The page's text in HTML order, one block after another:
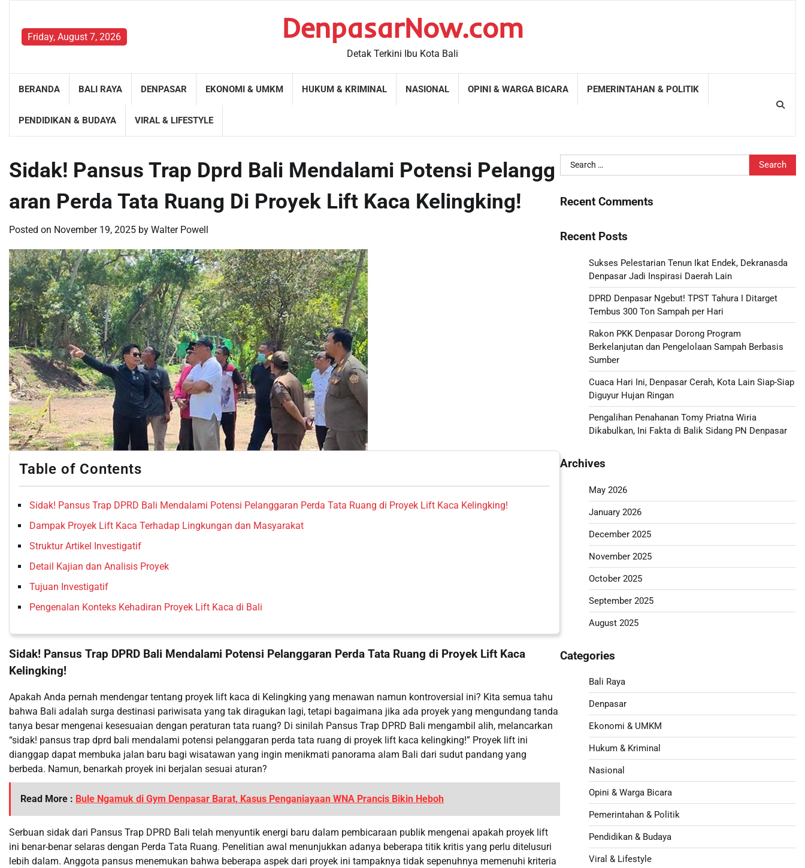
contentFriday, August 7, 2026 DenpasarNow.com
Detak Terkini Ibu Kota Bali
BERANDA BALI RAYA DENPASAR EKONOMI & UMKM HUKUM & KRIMINAL NASIONAL OPINI & WARGA BICARA PEMERINTAHAN & POLITIK
PENDIDIKAN & BUDAYA VIRAL & LIFESTYLE
Sidak! Pansus Trap Dprd Bali Mendalami Potensi Pelangg
aran Perda Tata Ruang Di Proyek Lift Kaca Kelingking!
Posted on November 19, 2025 by Walter Powell
Table of Contents
Sidak! Pansus Trap DPRD Bali Mendalami Potensi Pelanggaran Perda Tata Ruang di Proyek Lift Kaca Kelingking!
Dampak Proyek Lift Kaca Terhadap Lingkungan dan Masyarakat
Struktur Artikel Investigatif
Detail Kajian dan Analisis Proyek
Tujuan Investigatif
Pengenalan Konteks Kehadiran Proyek Lift Kaca di Bali
Sidak! Pansus Trap DPRD Bali Mendalami Potensi Pelanggaran Perda Tata Ruang di Proyek Lift Kaca
Kelingking!
Apakah Anda pernah mendengar tentang proyek lift kaca di Kelingking yang menawan namun kontroversial ini? Kita semua tahu
bahwa Bali adalah surga destinasi pariwisata yang tak diragukan lagi, tetapi bagaimana jika ada proyek yang mengundang tanda
tanya besar mengenai kesesuaian dengan peraturan tata ruang? Di sinilah Pansus Trap DPRD Bali mengambil alih, melancarkan
“sidak! pansus trap dprd bali mendalami potensi pelanggaran perda tata ruang di proyek lift kaca kelingking!” Proyek lift ini
dianggap dapat membuka jalan baru bagi wisatawan yang ingin menikmati panorama alam Bali dari sudut pandang yang
berbeda. Namun, benarkah proyek ini berjalan sesuai aturan?
Read More : Bule Ngamuk di Gym Denpasar Barat, Kasus Penganiayaan WNA Prancis Bikin Heboh
Serbuan sidak dari Pansus Trap DPRD Bali telah menyuntik energi baru dalam pembicaraan publik mengenai apakah proyek lift
ini benar-benar selaras dengan Perda Tata Ruang. Penelitian awal menunjukkan adanya beberapa titik kritis yang perlu ditelusuri
lebih dalam. Anggota pansus menemukan bahwa beberapa aspek dari proyek ini tampaknya tidak sepenuhnya memenuhi kriteria
Search
for:
Recent Comments
Recent Posts
Sukses Pelestarian Tenun Ikat Endek, Dekranasda
Denpasar Jadi Inspirasi Daerah Lain
DPRD Denpasar Ngebut! TPST Tahura I Ditarget
Tembus 300 Ton Sampah per Hari
Rakon PKK Denpasar Dorong Program
Berkelanjutan dan Pengelolaan Sampah Berbasis
Sumber
Cuaca Hari Ini, Denpasar Cerah, Kota Lain Siap-Siap
Diguyur Hujan Ringan
Pengalihan Penahanan Tomy Priatna Wiria
Dikabulkan, Ini Fakta di Balik Sidang PN Denpasar
Archives
May 2026
January 2026
December 2025
November 2025
October 2025
September 2025
August 2025
Categories
Bali Raya
Denpasar
Ekonomi & UMKM
Hukum & Kriminal
Nasional
Opini & Warga Bicara
Pemerintahan & Politik
Pendidikan & Budaya
Viral & Lifestyle